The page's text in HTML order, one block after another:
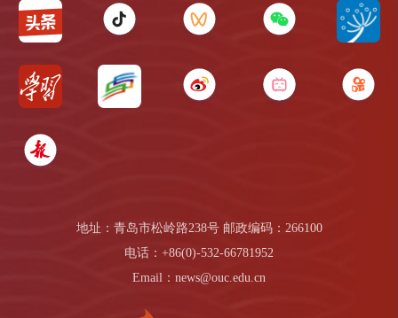
地址：青岛市松岭路238号 邮政编码：266100
电话：+86(0)-532-66781952
Email：news@ouc.edu.cn